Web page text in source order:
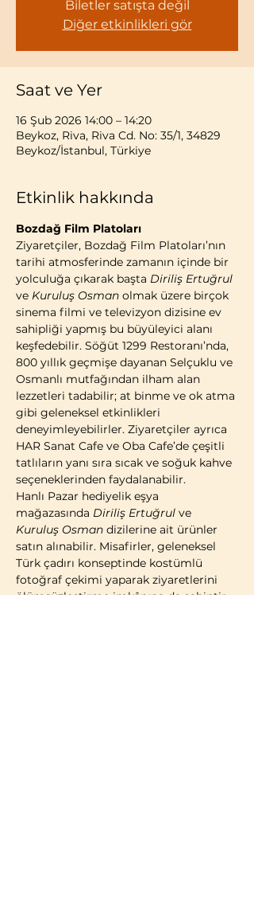
Biletler satışta değil
Diğer etkinlikleri gör
Saat ve Yer
16 Şub 2026 14:00 – 14:20
Beykoz, Riva, Riva Cd. No: 35/1, 34829
Beykoz/İstanbul, Türkiye
Etkinlik hakkında
Bozdağ Film Platoları
Ziyaretçiler, Bozdağ Film Platoları’nın
tarihi atmosferinde zamanın içinde bir
yolculuğa çıkarak başta Diriliş Ertuğrul
ve Kuruluş Osman olmak üzere birçok
sinema filmi ve televizyon dizisine ev
sahipliği yapmış bu büyüleyici alanı
keşfedebilir. Söğüt 1299 Restoranı’nda,
800 yıllık geçmişe dayanan Selçuklu ve
Osmanlı mutfağından ilham alan
lezzetleri tadabilir; at binme ve ok atma
gibi geleneksel etkinlikleri
deneyimleyebilirler. Ziyaretçiler ayrıca
HAR Sanat Cafe ve Oba Cafe’de çeşitli
tatlıların yanı sıra sıcak ve soğuk kahve
seçeneklerinden faydalanabilir.
Hanlı Pazar hediyelik eşya
mağazasında Diriliş Ertuğrul ve
Kuruluş Osman dizilerine ait ürünler
satın alınabilir. Misafirler, geleneksel
Türk çadırı konseptinde kostümlü
fotoğraf çekimi yaparak ziyaretlerini
ölümsüzleştirme imkânına da sahiptir.